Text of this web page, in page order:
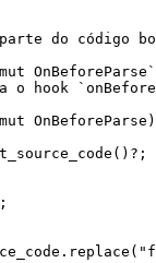
do código
o hook
OnBeforeParse
() ? ;
. replace (